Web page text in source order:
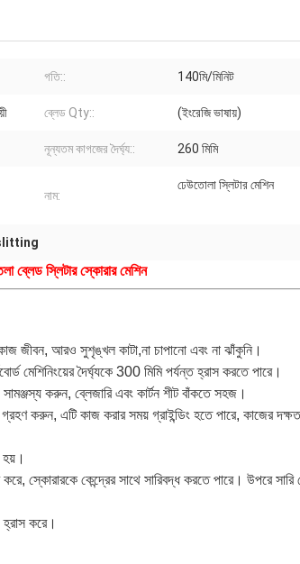
গতি:: 140মি/মিনিট
ব্লেড Qty:: (ইংরেজি ভাষায়)
নূন্যতম কাগজের দৈর্ঘ্য:: 260 মিমি
নাম:
ঢেউতোলা স্লিটার মেশিন
slitting
ব্লেড স্লিটার স্কোরার মেশিন
কাজ জীবন, আরও সুশৃঙ্খল কাটা,না চাপানো এবং না ঝাঁকুনি।
মেশিনিংয়ের দৈর্ঘ্যকে 300 মিমি পর্যন্ত হ্রাস করতে পারে।
করুন, ব্লেজারি এবং কার্টন শীট বাঁকতে সহজ।
গ্রহণ করুন, এটি কাজ করার সময় গ্রাইন্ডিং হতে পারে, কাজের
হয়।
স্কোরারকে কেন্দ্রের সাথে সারিবদ্ধ করতে পারে। উপরে সারি
হ্রাস করে।